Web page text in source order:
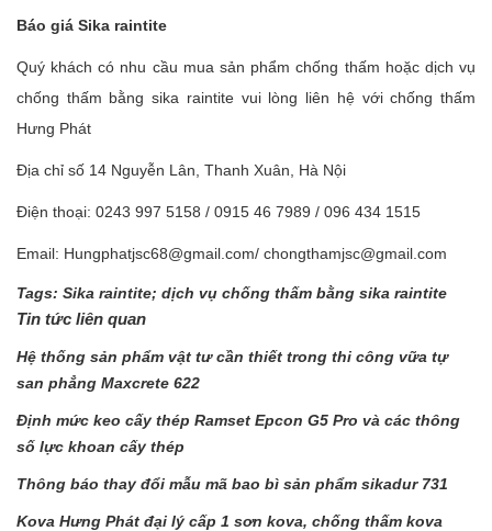
Báo giá Sika raintite
Quý khách có nhu cầu mua sản phẩm chống thấm hoặc dịch vụ
chống thấm bằng sika raintite vui lòng liên hệ với chống thấm
Hưng Phát
Địa chỉ số 14 Nguyễn Lân, Thanh Xuân, Hà Nội
Điện thoại: 0243 997 5158 / 0915 46 7989 / 096 434 1515
Email: Hungphatjsc68@gmail.com/ chongthamjsc@gmail.com
Tags: Sika raintite; dịch vụ chống thấm bằng sika raintite
Tin tức liên quan
Hệ thống sản phẩm vật tư cần thiết trong thi công vữa tự
san phẳng Maxcrete 622
Định mức keo cấy thép Ramset Epcon G5 Pro và các thông
số lực khoan cấy thép
Thông báo thay đổi mẫu mã bao bì sản phẩm sikadur 731
Kova Hưng Phát đại lý cấp 1 sơn kova, chống thấm kova